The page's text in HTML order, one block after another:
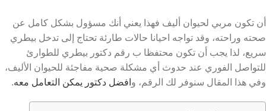
أن تكون مربي لحيوان أليف فهذا يعني أنك مسؤول بشكل كامل عن
صحته وراحته، وقد تواجه احيانا حالات طارئة تحتاج إلى تدخل بيطري
سريع، لذا يجب أن تكون محتفظا ب رقم دكتور بيطري للطوارئ
للتواصل الفوري عند حدوث أي مشكلة صحية مفاجئة للحيوان الأليف،
وفي هذا المقال سنوفر لك الرقم، و افضل دكتور يمكن التعامل معه.